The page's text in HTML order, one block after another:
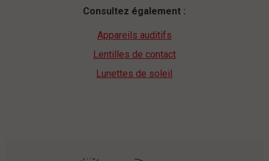
Consultez également :
Appareils auditifs
Lentilles de contact
Lunettes de soleil